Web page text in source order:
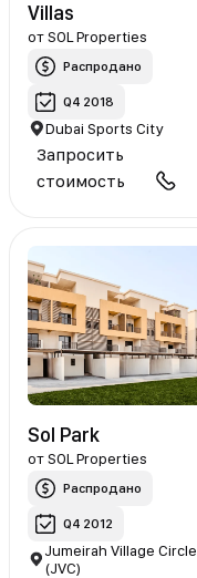
Villas
отSOL Properties
Распродано
Q4 2018
Dubai Sports City
Запросить
стоимость
Sol Park
отSOL Properties
Распродано
Q4 2012
Jumeirah Village Circle
(JVC)